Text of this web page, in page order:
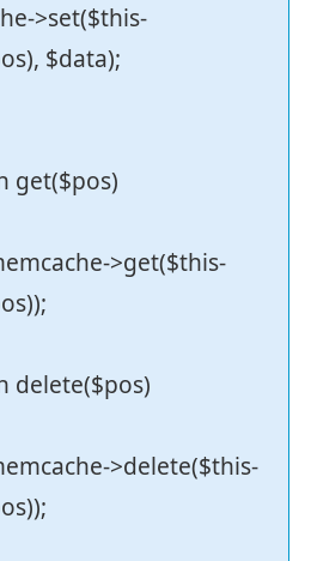
>set($this-
$data);
get($pos)
>get($this-
>delete($this-